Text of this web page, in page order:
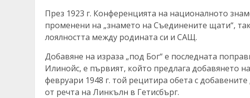
През 1923 г. Конференцията на националното
променени на „знамето на Съединените щати“,
лоялността между родината си и САЩ.
Добавяне на израза „под Бог“ е последната
Илинойс, е първият, който предлага добавянето
февруари 1948 г. той рецитира обета с
от речта на Линкълн в Гетисбърг.